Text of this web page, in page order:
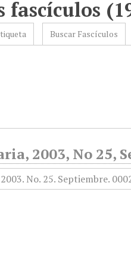
fascículos
Buscar Fascículos
2003, No 25,